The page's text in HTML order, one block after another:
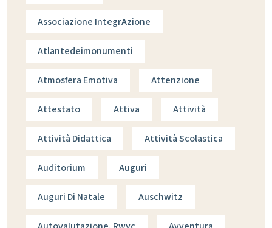
Associazione IntegrAzione
Atlantedeimonumenti
Atmosfera Emotiva Attenzione
Attestato Attiva Attività
Attività Didattica Attività Scolastica
Auditorium Auguri
Auguri Di Natale Auschwitz